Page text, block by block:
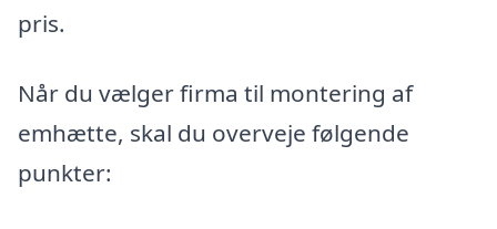
pris.
Når du vælger firma til montering af
emhætte, skal du overveje følgende
punkter: